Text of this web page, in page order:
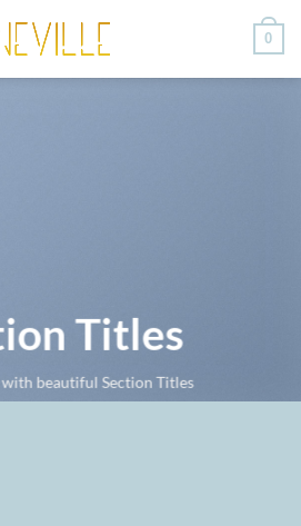
0
Titles
beautiful Section Titles